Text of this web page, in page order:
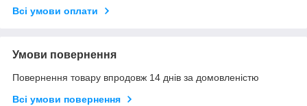
Всі умови оплати
Умови повернення
Повернення товару впродовж 14 днів за домовленістю
Всі умови повернення